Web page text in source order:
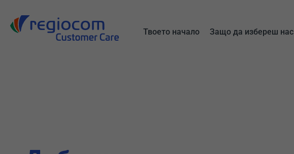
Твоето начало Защо да избереш нас
Търсене